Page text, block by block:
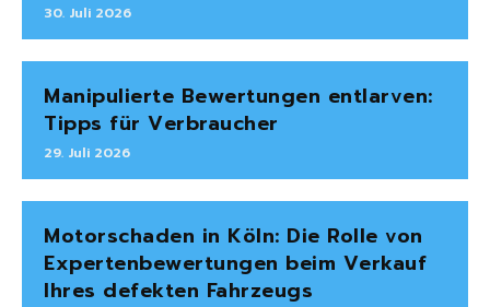
30. Juli 2026
Manipulierte Bewertungen entlarven:
Tipps für Verbraucher
29. Juli 2026
Motorschaden in Köln: Die Rolle von
Expertenbewertungen beim Verkauf
Ihres defekten Fahrzeugs